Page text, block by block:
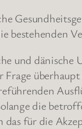
bestehenden
und
die
für die